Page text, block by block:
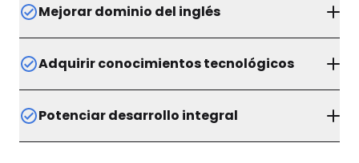
aplicar pensamiento crítico.
Mejorar dominio del inglés
entorno global.
Adquirir conocimientos tecnológicos
potenciar el aprendizaje y la vida diaria.
Potenciar desarrollo integral